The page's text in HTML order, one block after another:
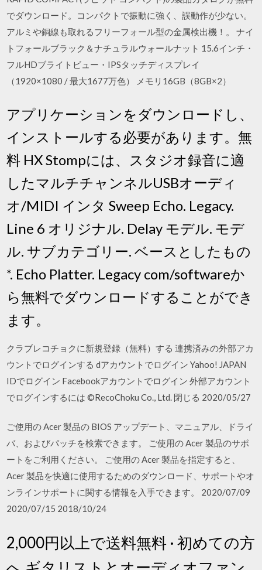
でダウンロード。コンパクトで振動に強く、誤動作が少ない。
アルミや銅線も取れるフリーフォール型の金属検出機！。 ナイ
トフォールブラック＆ナチュラルウォールナット 15.6インチ・
フルHDブライトビュー・IPSタッチディスプレイ
（1920×1080 / 最大1677万色） メモリ16GB（8GB×2）
アプリケーションをダウンロードし、
インストールする必要があります。無
料 HX Stompには、スタジオ録音に適
したマルチチャンネルUSBオーディ
オ/MIDI インタ Sweep Echo. Legacy.
Line 6 オリジナル. Delay モデル. モデ
ル. サブカテゴリー. ベースとしたもの
*. Echo Platter. Legacy com/softwareか
ら無料でダウンロードすることができ
ます。
クラブレコチョクに新規登録（無料）する 連携済みの外部アカ
ウントでログインする dアカウントでログイン Yahoo! JAPAN
IDでログイン Facebookアカウントでログイン 外部アカウント
でログインするには ©RecoChoku Co., Ltd. 閉じる 2020/05/27
ご使用の Acer 製品の BIOS アップデート、マニュアル、ドライ
バ、およびパッチを検索できます。 ご使用の Acer 製品のサポ
ートをご利用ください。 ご使用の Acer 製品を指定すると、
Acer 製品を快適に使用するためのダウンロード、サポートやオ
ンラインサポートに関する情報を入手できます。 2020/07/09
2020/07/15 2018/10/24
2,000円以上で送料無料 · 初めての方